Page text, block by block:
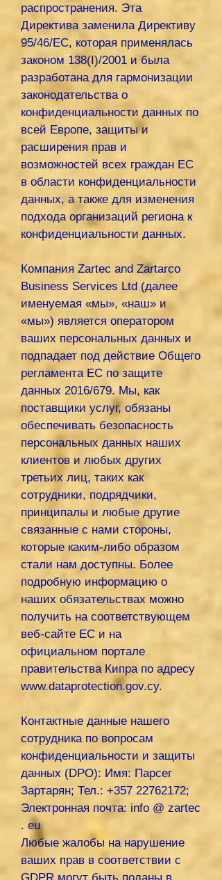
распространения. Эта
Директива заменила Директиву
95/46/ЕС, которая применялась
законом 138(I)/2001 и была
разработана для гармонизации
законодательства о
конфиденциальности данных по
всей Европе, защиты и
расширения прав и
возможностей всех граждан ЕС
в области конфиденциальности
данных, а также для изменения
подхода организаций региона к
конфиденциальности данных.
Компания Zartec and Zartarco
Business Services Ltd (далее
именуемая «мы», «наш» и
«мы») является оператором
ваших персональных данных и
подпадает под действие Общего
регламента ЕС по защите
данных 2016/679. Мы, как
поставщики услуг, обязаны
обеспечивать безопасность
персональных данных наших
клиентов и любых других
третьих лиц, таких как
сотрудники, подрядчики,
принципалы и любые другие
связанные с нами стороны,
которые каким-либо образом
стали нам доступны. Более
подробную информацию о
наших обязательствах можно
получить на соответствующем
веб-сайте ЕС и на
официальном портале
правительства Кипра по адресу
www.dataprotection.gov.cy.
Контактные данные нашего
сотрудника по вопросам
конфиденциальности и защиты
данных (DPO): Имя: Парсег
Зартарян; Тел.: +357 22762172;
Электронная почта: info @ zartec
. eu
Любые жалобы на нарушение
ваших прав в соответствии с